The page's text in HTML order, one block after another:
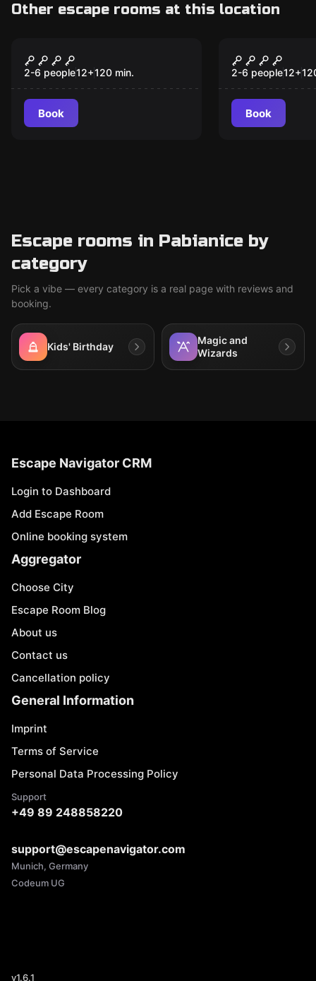
Other escape rooms at this location
SZEPTY
2-6 people12+120 min.
Book
POSTAPO
2-6 people12+
Book
Escape rooms in Pabianice by
category
Pick a vibe — every category is a real page with reviews and
booking.
Kids' Birthday
Magic and
Wizards
Escape Navigator CRM
Login to Dashboard
Add Escape Room
Online booking system
Aggregator
Choose City
Escape Room Blog
About us
Contact us
Cancellation policy
General Information
Imprint
Terms of Service
Personal Data Processing Policy
Support
+49 89 248858220
support@escapenavigator.com
Munich, Germany
Codeum UG
v1.6.1